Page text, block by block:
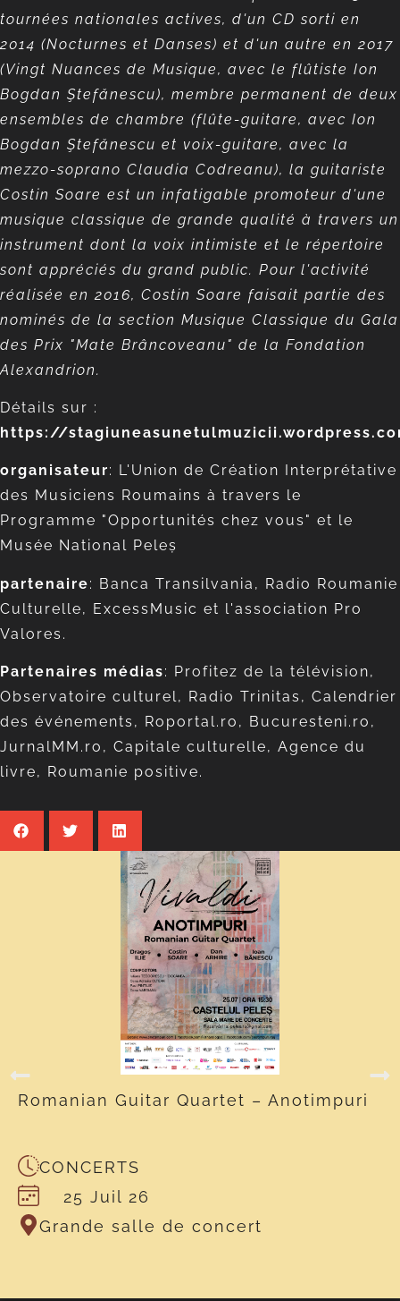
tournées nationales actives, d'un CD sorti en
2014 (Nocturnes et Danses) et d'un autre en 2017
(Vingt Nuances de Musique, avec le flûtiste Ion
Bogdan Ştefănescu), membre permanent de deux
ensembles de chambre (flûte-guitare, avec Ion
Bogdan Ştefănescu et voix-guitare, avec la
mezzo-soprano Claudia Codreanu), la guitariste
Costin Soare est un infatigable promoteur d'une
musique classique de grande qualité à travers un
instrument dont la voix intimiste et le répertoire
sont appréciés du grand public. Pour l'activité
réalisée en 2016, Costin Soare faisait partie des
nominés de la section Musique Classique du Gala
des Prix "Mate Brâncoveanu" de la Fondation
Alexandrion.
Détails sur :
https://
organisateur: L'Union de Création Interprétative
des Musiciens Roumains à travers le
Programme "Opportunités chez vous" et le
Musée National Peleș
partenaire: Banca Transilvania, Radio Roumanie
Culturelle, ExcessMusic et l'association Pro
Valores.
Partenaires médias: Profitez de la télévision,
Observatoire culturel, Radio Trinitas, Calendrier
des événements, Roportal.ro, Bucuresteni.ro,
JurnalMM.ro, Capitale culturelle, Agence du
livre, Roumanie positive.
Romanian Guitar Quartet – Anotimpuri
CONCERTS
25 Juil 26
Grande salle de concert